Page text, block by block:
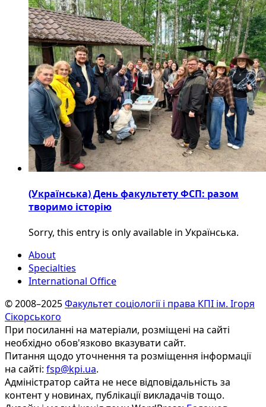
(Українська) День факультету ФСП: разом
творимо історію
Sorry, this entry is only available in Українська.
About
Specialties
International Office
© 2008–2025Факультет соціології і права КПІ ім. Ігоря
Сікорського
При посиланні на матеріали, розміщені на сайті
необхідно обов'язково вказувати сайт.
Питання щодо уточнення та розміщення інформації
на сайті: fsp@kpi.ua.
Адміністратор сайта не несе відповідальність за
контент у новинах, публікації викладачів тощо.